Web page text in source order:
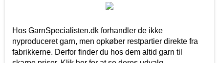
Hos GarnSpecialisten.dk forhandler de ikke
nyproduceret garn, men opkøber restpartier direkte fra
fabrikkerne. Derfor finder du hos dem altid garn til